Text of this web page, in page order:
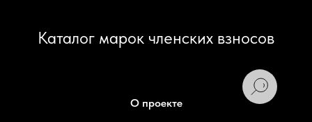
Каталог марок членских взносов
О проекте